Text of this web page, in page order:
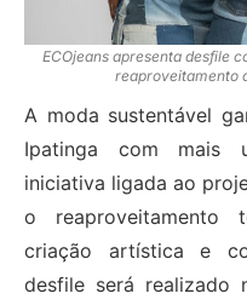
ECOjeans apresenta desfile
reaproveitamento
A moda sustentável
Ipatinga com mais
iniciativa ligada ao
o reaproveitamento
criação artística e
desfile será realizado